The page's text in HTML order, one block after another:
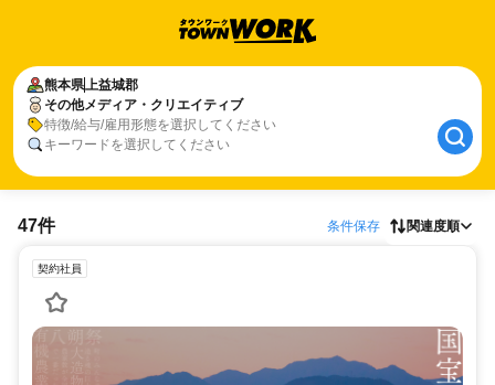
熊本県上益城郡
その他メディア・クリエイティブ
特徴/給与/雇用形態を選択してください
キーワードを選択してください
47件 条件保存 関連度順
契約社員